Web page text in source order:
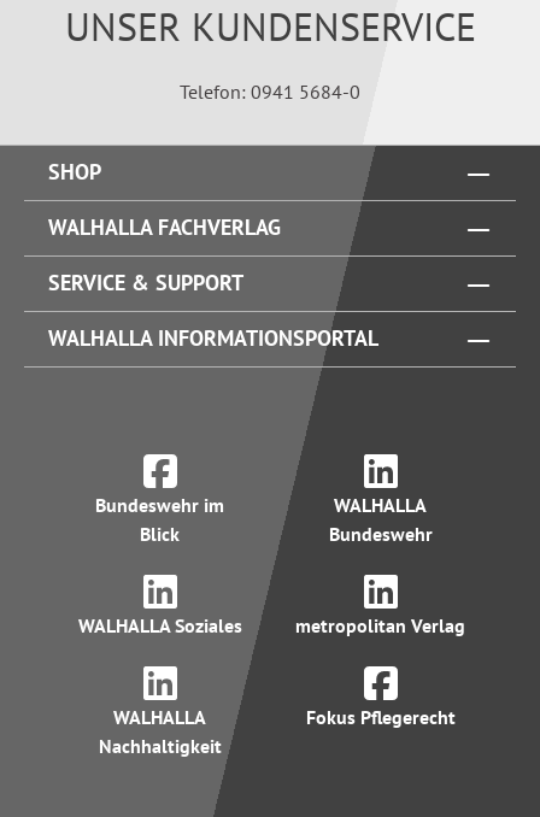
UNSER KUNDENSERVICE
Telefon: 0941 5684-0
SHOP
WALHALLA FACHVERLAG
SERVICE & SUPPORT
WALHALLA INFORMATIONSPORTAL
Bundeswehr im
Blick
WALHALLA
Bundeswehr
WALHALLA Soziales metropolitan Verlag
WALHALLA
Nachhaltigkeit
Fokus Pflegerecht